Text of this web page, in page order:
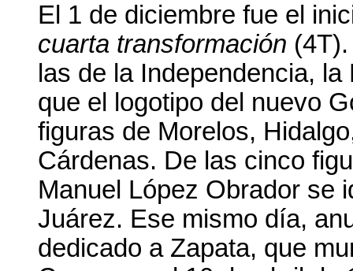
El 1 de diciembre fue el
cuarta transformación
las de la Independencia,
que el logotipo del nuevo
figuras de Morelos,
Cárdenas. De las cinco
Manuel López Obrador se
Juárez. Ese mismo día,
dedicado a Zapata, que